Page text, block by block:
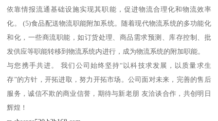
依靠情报流通基础设施实现其职能，促进物流合理化和物流效率
化。 (5)食品配送物流职能附加系统。随着现代物流系统的多功能化
和化，一些商流职能，如订货处理、商品需求预测、库存控制、批
发供应等职能转移到物流系统内进行，成为物流系统的附加职能。
与您携手共进。 我们公司始终坚持“以科技求发展，以质量求生
存”的方针，开拓进取，努力开拓市场。公司面对未来，完善的售后
服务，诚信不欺的商业信誉，期待与新老朋 友洽谈合作，共创明日
辉煌！